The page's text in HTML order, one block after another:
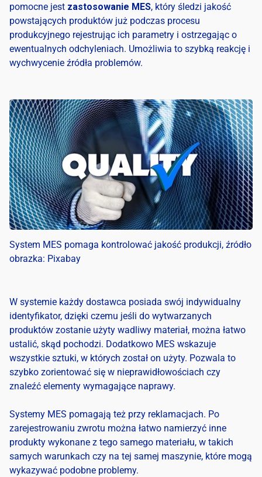
pomocne jest zastosowanie MES, który śledzi jakość
powstających produktów już podczas procesu
produkcyjnego rejestrując ich parametry i ostrzegając o
ewentualnych odchyleniach. Umożliwia to szybką reakcję i
wychwycenie źródła problemów.
System MES pomaga kontrolować jakość produkcji, źródło
obrazka: Pixabay
W systemie każdy dostawca posiada swój indywidualny
identyfikator, dzięki czemu jeśli do wytwarzanych
produktów zostanie użyty wadliwy materiał, można łatwo
ustalić, skąd pochodzi. Dodatkowo MES wskazuje
wszystkie sztuki, w których został on użyty. Pozwala to
szybko zorientować się w nieprawidłowościach czy
znaleźć elementy wymagające naprawy.
Systemy MES pomagają też przy reklamacjach. Po
zarejestrowaniu zwrotu można łatwo namierzyć inne
produkty wykonane z tego samego materiału, w takich
samych warunkach czy na tej samej maszynie, które mogą
wykazywać podobne problemy.